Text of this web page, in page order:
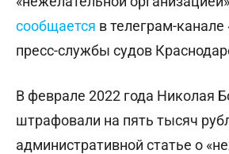
сообщается в телеграм-
пресс-службы судов
В феврале 2022 года Николая
штрафовали на пять тысяч
административной статье о